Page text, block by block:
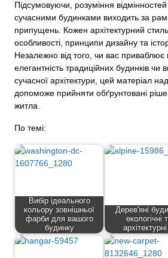
Підсумовуючи, розуміння
сучасними будинками виходить за
припущень. Кожен архітектурний стиль
особливості, принципи дизайну та
Незалежно від того, чи вас приваблює
елегантність традиційних будинків чи
сучасної архітектури, цей матеріал
допоможе прийняти обґрунтовані
житла.
По темі:
Вибір ідеального
кольору зовнішньої
фарби для вашого
будинку
Дерев'яні
екологічні